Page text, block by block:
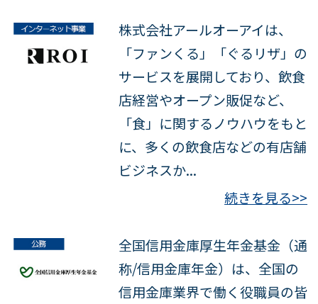
株式会社アールオーアイは、
「ファンくる」「ぐるリザ」の
サービスを展開しており、飲食
店経営やオープン販促など、
「食」に関するノウハウをもと
に、多くの飲食店などの有店舗
ビジネスか...
続きを見る>>
全国信用金庫厚生年金基金（通
称/信用金庫年金）は、全国の
信用金庫業界で働く役職員の皆